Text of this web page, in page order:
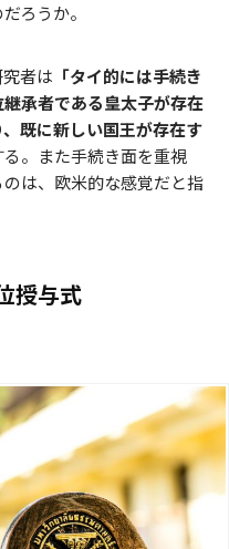
ろうか。
者は 「タイ的には手続き
承者である皇太子が存在
既に新しい国王が存在す
る。また手続き面を重視
は、欧米的な感覚だと指
授与式